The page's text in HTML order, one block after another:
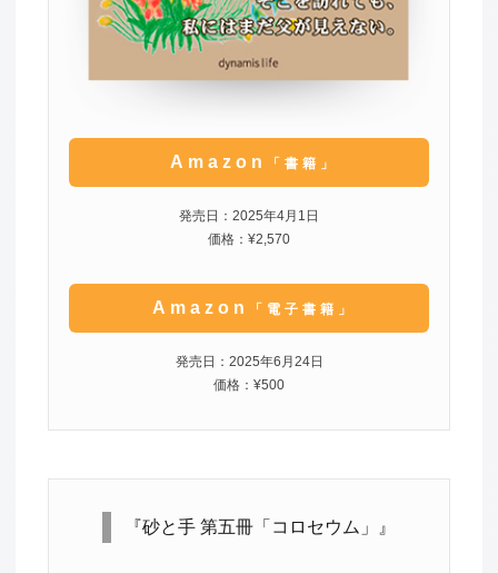
Amazon 「書籍」
発売日：2025年4月1日
価格：¥2,570
Amazon 「電子書籍」
発売日：2025年6月24日
価格：¥500
『砂と手 第五冊「コロセウム」』